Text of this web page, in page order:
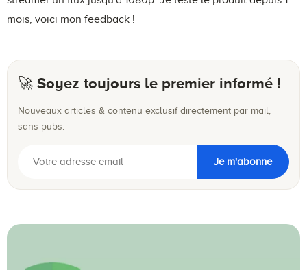
mois, voici mon feedback !
🚀 Soyez toujours le premier informé !
Nouveaux articles & contenu exclusif directement par mail,
sans pubs.
Je m'abonne